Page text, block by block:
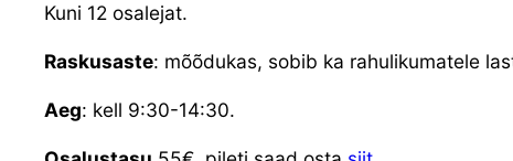
Kuni 12 osalejat.
Raskusaste: mõõdukas, sobib ka rahulikumatele
Aeg: kell 9:30-14:30.